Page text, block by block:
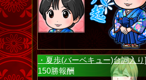
・夏歩(バーベキュー)台詞入り]
150勝報酬